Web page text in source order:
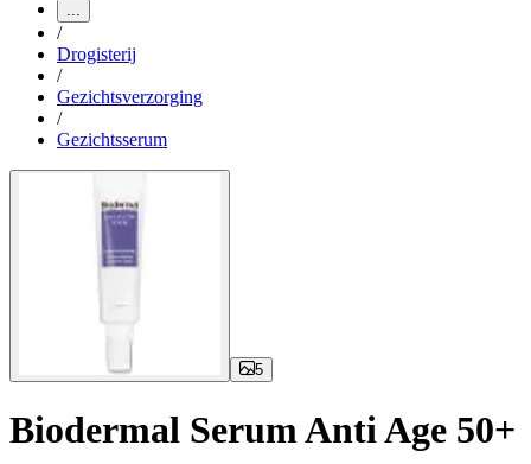
...
/
Drogisterij
/
Gezichtsverzorging
/
Gezichtsserum
5
Biodermal Serum Anti Age 50+